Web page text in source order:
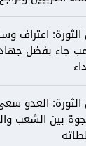
اعتراف
جاء بفضل
الثورة: العدو
بين الشعب